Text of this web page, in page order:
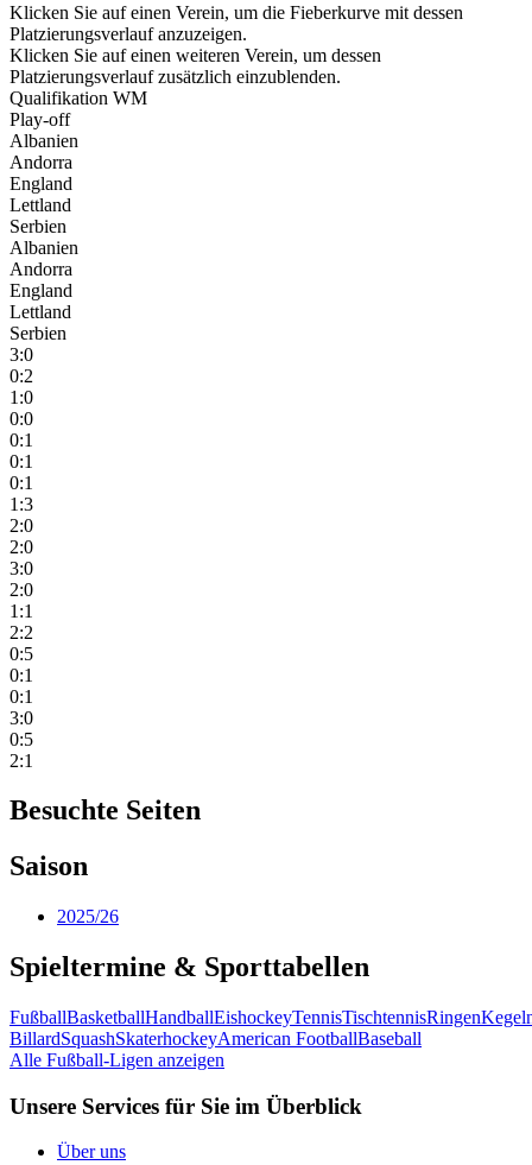
Klicken Sie auf einen Verein, um die Fieberkurve mit dessen
Platzierungsverlauf anzuzeigen.
Klicken Sie auf einen weiteren Verein, um dessen
Platzierungsverlauf zusätzlich einzublenden.
Qualifikation WM
Play-off
Albanien
Andorra
England
Lettland
Serbien
Albanien
Andorra
England
Lettland
Serbien
3:0
0:2
1:0
0:0
0:1
0:1
0:1
1:3
2:0
2:0
3:0
2:0
1:1
2:2
0:5
0:1
0:1
3:0
0:5
2:1
Besuchte Seiten
Saison
2025/26
Spieltermine & Sporttabellen
FußballBasketballHandballEishockeyTennisTischtennisRingen
BillardSquashSkaterhockeyAmerican FootballBaseball
Alle Fußball-Ligen anzeigen
Unsere Services für Sie im Überblick
Über uns